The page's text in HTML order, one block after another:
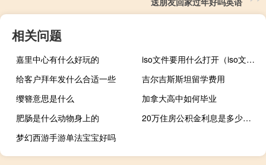
相关问题
嘉里中心有什么好玩的
iso文件要用什么打开（iso文件用什么打开）
给客户拜年发什么合适一些
吉尔吉斯斯坦留学费用
缨簪意思是什么
加拿大高中如何毕业
肥肠是什么动物身上的
20万住房公积金利息是多少（住房公积金利息是多少）
梦幻西游手游单法宝宝好吗